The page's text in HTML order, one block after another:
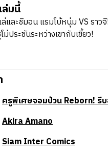
ล่มนี้
และชิมอน แรมโบ้หนุ่ม VS รา
ประชันระหว่างเขากับเขี้ยว!
ครูพิเศษจอมป่วน Reborn! รี
Akira Amano
Siam Inter Comics